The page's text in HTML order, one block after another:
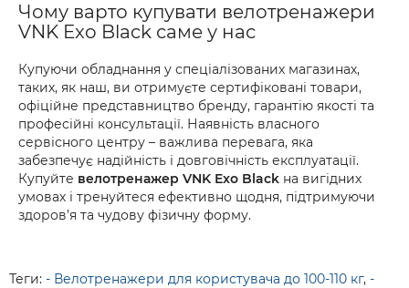
Чому варто купувати велотренажери
VNK Exo Black саме у нас
Купуючи обладнання у спеціалізованих магазинах,
таких, як наш, ви отримуєте сертифіковані товари,
офіційне представництво бренду, гарантію якості та
професійні консультації. Наявність власного
сервісного центру – важлива перевага, яка
забезпечує надійність і довговічність експлуатації.
Купуйте велотренажер VNK Exo Black на вигідних
умовах і тренуйтеся ефективно щодня, підтримуючи
здоров’я та чудову фізичну форму.
Теги: - Велотренажери для користувача до 100-110 кг, -